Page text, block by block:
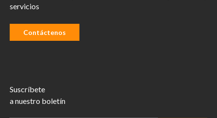
servicios
Contáctenos
Suscríbete
a nuestro boletín